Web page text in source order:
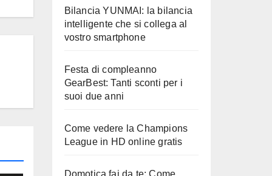
Bilancia YUNMAI: la bilancia
intelligente che si collega al
vostro smartphone
Festa di compleanno
GearBest: Tanti sconti per i
suoi due anni
Come vedere la Champions
League in HD online gratis
Domotica fai da te: Come